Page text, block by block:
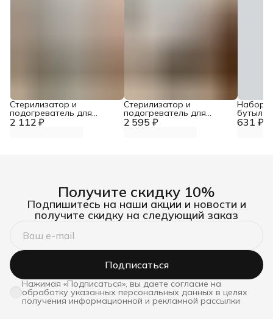
2 112 ₽
Стерилизатор и
подогреватель для
бутылочек 2 595 ₽
Стерилизатор и
подогреватель для
бутылочек 631 ₽
Набор
сосок 3
Получите скидку 10%
Подпишитесь на наши акции и новости и
получите скидку на следующий заказ
Подписаться
Нажимая «Подписаться», вы даете согласие на
обработку указанных персональных данных в целях
получения информационной и рекламной рассылки